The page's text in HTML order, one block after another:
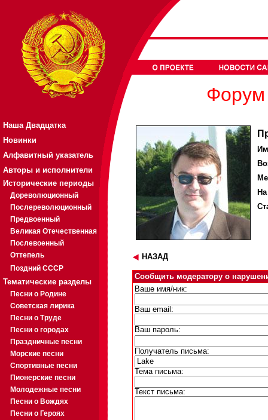
Наша Двадцатка
Новинки
Алфавитный указатель
Авторы и исполнители
Исторические периоды
Дореволюционный
Послереволюционный
Предвоенный
Великая Отечественная
Послевоенный
Оттепель
Поздний СССР
Тематические разделы
Песни о Родине
Советская лирика
Песни о Труде
Песни о городах
Праздничные песни
Морские песни
Спортивные песни
Пионерские песни
Молодежные песни
Песни о Вождях
Песни о Героях
Форум
НАЗАД
Сообщить модератору о
Ваше имя/ник:
Ваш email:
Ваш пароль:
Получатель письма:
Тема письма:
Текст письма: